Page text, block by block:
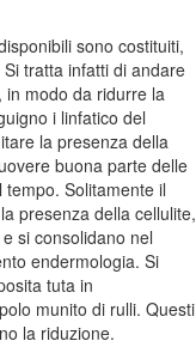
sono costituiti,
tratta infatti di andare
in modo da ridurre la
i linfatico del
la presenza della
buona parte delle
Solitamente il
presenza della cellulite,
si consolidano nel
endermologia. Si
tuta in
munito di rulli. Questi
la riduzione.